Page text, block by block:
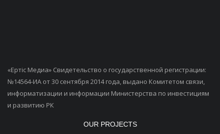
«Ертiс Медиа» Свидетельство о государственной регистрации:
№14564-ИА от 30 сентября 2014 года, выдано Комитетом связи,
информатизации и информации Министерства по инвестициям
и развитию РК
OUR PROJECTS